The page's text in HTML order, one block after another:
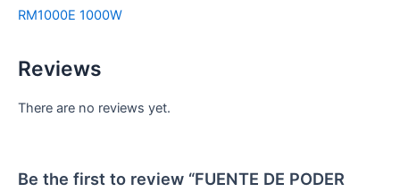
RM1000E 1000W
Reviews
There are no reviews yet.
Be the first to review “FUENTE DE PODER